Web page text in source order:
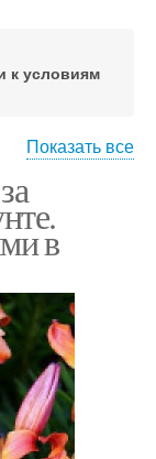
к условиям
грунте
лилия
Показать все
в